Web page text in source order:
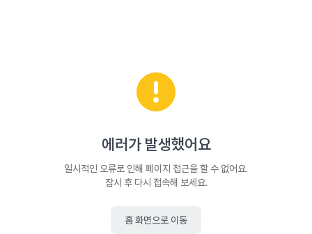
에러가 발생했어요
일시적인 오류로 인해 페이지 접근을 할 수 없어요.
잠시 후 다시 접속해 보세요.
홈 화면으로 이동